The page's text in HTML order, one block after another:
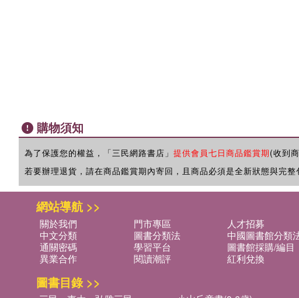
購物須知
為了保護您的權益，「三民網路書店」 提供會員七日商品鑑賞期(收到
若要辦理退貨，請在商品鑑賞期內寄回，且商品必須是全新狀態與完
網站導航 >>
關於我們 門市專區 人才招募
中文分類
圖書分類法 中國圖書館分類
通關密碼
學習平台 圖書館採購/編目
異業合作
閱讀潮評 紅利兌換
圖書目錄 >>